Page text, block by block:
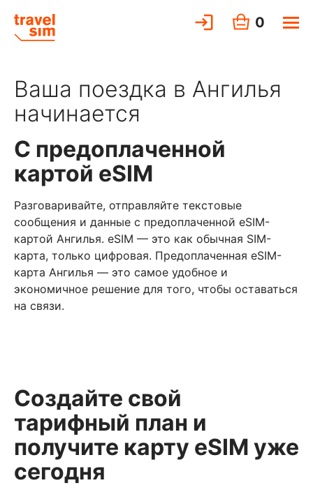
0
Ваша поездка в Ангилья
начинается
С предоплаченной
картой eSIM
Разговаривайте, отправляйте текстовые
сообщения и данные с предоплаченной eSIM-
картой Ангилья. eSIM — это как обычная SIM-
карта, только цифровая. Предоплаченная eSIM-
карта Ангилья — это самое удобное и
экономичное решение для того, чтобы оставаться
на связи.
Создайте свой
тарифный план и
получите карту eSIM уже
сегодня